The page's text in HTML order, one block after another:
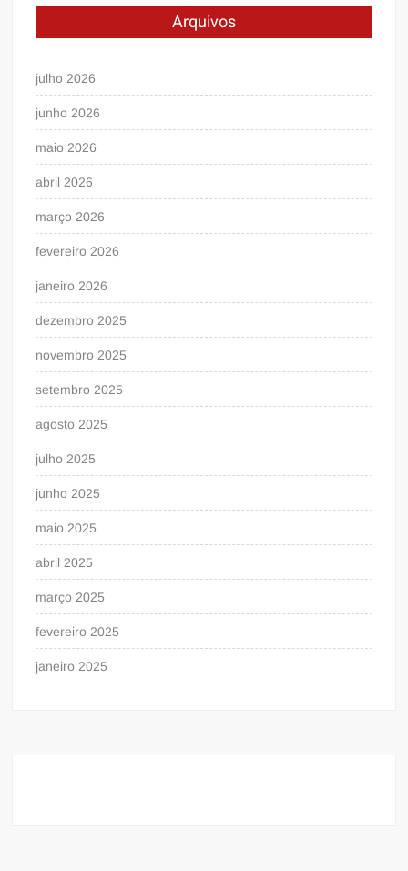
Arquivos
julho 2026
junho 2026
maio 2026
abril 2026
março 2026
fevereiro 2026
janeiro 2026
dezembro 2025
novembro 2025
setembro 2025
agosto 2025
julho 2025
junho 2025
maio 2025
abril 2025
março 2025
fevereiro 2025
janeiro 2025